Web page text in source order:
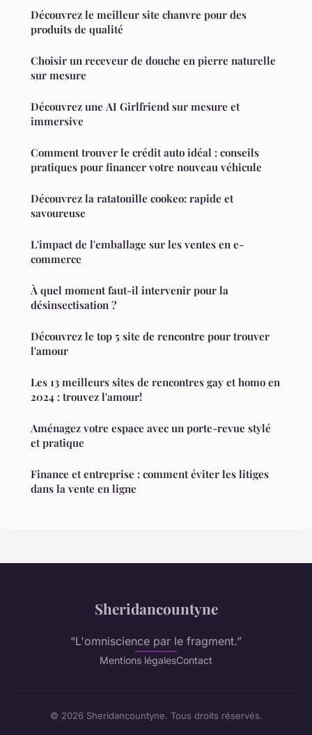
Découvrez le meilleur site chanvre pour des
produits de qualité
Choisir un receveur de douche en pierre naturelle
sur mesure
Découvrez une AI Girlfriend sur mesure et
immersive
Comment trouver le crédit auto idéal : conseils
pratiques pour financer votre nouveau véhicule
Découvrez la ratatouille cookeo: rapide et
savoureuse
L'impact de l'emballage sur les ventes en e-
commerce
À quel moment faut-il intervenir pour la
désinsectisation ?
Découvrez le top 5 site de rencontre pour trouver
l'amour
Les 13 meilleurs sites de rencontres gay et homo en
2024 : trouvez l'amour!
Aménagez votre espace avec un porte-revue stylé
et pratique
Finance et entreprise : comment éviter les litiges
dans la vente en ligne
Sheridancountyne
“L'omniscience par le fragment.”
Mentions légalesContact
© 2026 Sheridancountyne. Tous droits réservés.